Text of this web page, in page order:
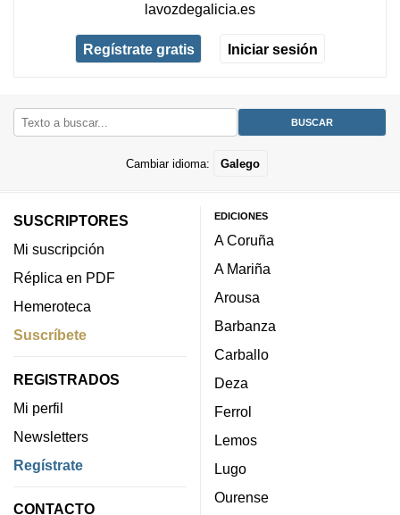
lavozdegalicia.es
Regístrate gratis Iniciar sesión
Cambiar idioma: Galego
SUSCRIPTORES
Mi suscripción
Réplica en PDF
Hemeroteca
Suscríbete
REGISTRADOS
Mi perfil
Newsletters
Regístrate
CONTACTO
EDICIONES
A Coruña
A Mariña
Arousa
Barbanza
Carballo
Deza
Ferrol
Lemos
Lugo
Ourense